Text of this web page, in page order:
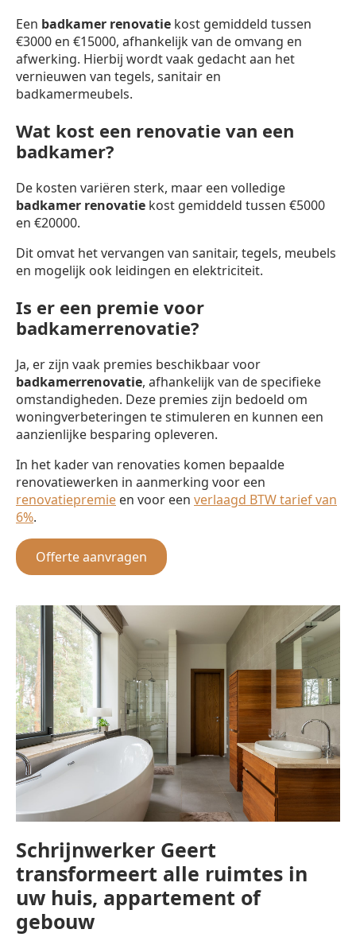
Een badkamer renovatie kost gemiddeld tussen
€3000 en €15000, afhankelijk van de omvang en
afwerking. Hierbij wordt vaak gedacht aan het
vernieuwen van tegels, sanitair en
badkamermeubels.
Wat kost een renovatie van een
badkamer?
De kosten variëren sterk, maar een volledige
badkamer renovatie kost gemiddeld tussen €5000
en €20000.
Dit omvat het vervangen van sanitair, tegels, meubels
en mogelijk ook leidingen en elektriciteit.
Is er een premie voor
badkamerrenovatie?
Ja, er zijn vaak premies beschikbaar voor
badkamerrenovatie, afhankelijk van de specifieke
omstandigheden. Deze premies zijn bedoeld om
woningverbeteringen te stimuleren en kunnen een
aanzienlijke besparing opleveren.
In het kader van renovaties komen bepaalde
renovatiewerken in aanmerking voor een
renovatiepremie en voor een verlaagd BTW tarief van
6%.
Offerte aanvragen
Schrijnwerker Geert
transformeert alle ruimtes in
uw huis, appartement of
gebouw